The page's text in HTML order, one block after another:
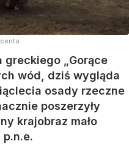
greckiego „Gorące
wód, dziś wygląda
osady rzeczne
poszerzyły
krajobraz mało